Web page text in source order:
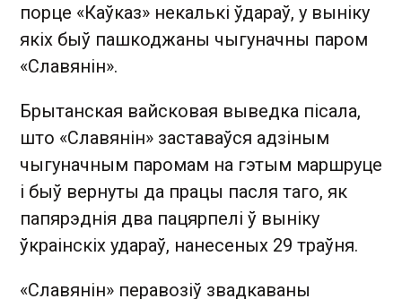
порце «Каўказ» некалькі ўдараў, у выніку
якіх быў пашкоджаны чыгуначны паром
«Славянін».
Брытанская вайсковая выведка пісала,
што «Славянін» заставаўся адзіным
чыгуначным паромам на гэтым маршруце
і быў вернуты да працы пасля таго, як
папярэднія два пацярпелі ў выніку
ўкраінскіх удараў, нанесеных 29 траўня.
«Славянін» перавозіў звадкаваны